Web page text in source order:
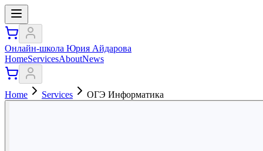
Онлайн-школа Юрия Айдарова
HomeServicesAboutNews
Home Services ОГЭ Информатика